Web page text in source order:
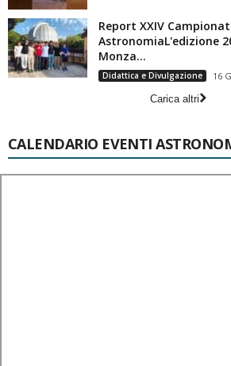
Report XXIV
AstronomiaL'edizione
Monza...
Didattica e Divulgazione
16
Carica altri
CALENDARIO EVENTI